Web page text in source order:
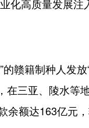
高质量发展注
赣籍制种人发放
三亚、陵水等
额达163亿元